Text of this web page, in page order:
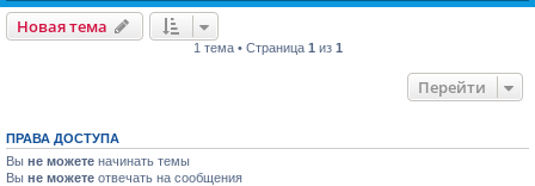
Новая тема
1 тема • Страница 1 из 1
Перейти
ПРАВА ДОСТУПА
Вы не можете начинать темы
Вы не можете отвечать на сообщения